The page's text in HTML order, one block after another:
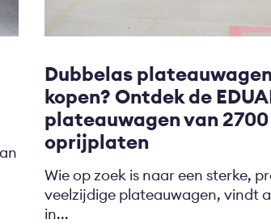
Dubbelas
kopen? Ontdek de
plateauwagen van
oprijplaten
Wie op zoek is naar een sterke,
veelzijdige plateauwagen, vindt
in...